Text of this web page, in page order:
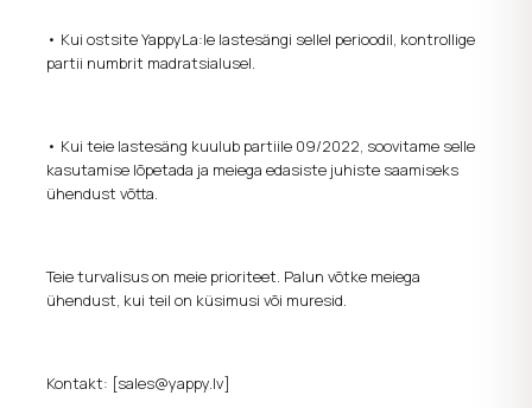
• Kui ostsiteYappyLa:le lastesängi sellel perioodil, kontrollige
partii numbrit madratsialusel.
• Kui teie lastesäng kuulub partiile 09/2022, soovitame selle
kasutamise lõpetada ja meiega edasiste juhiste saamiseks
ühendust võtta.
Teie turvalisus on meie prioriteet. Palun võtke meiega
ühendust, kui teil on küsimusi või muresid.
Kontakt: [sales@yappy.lv]